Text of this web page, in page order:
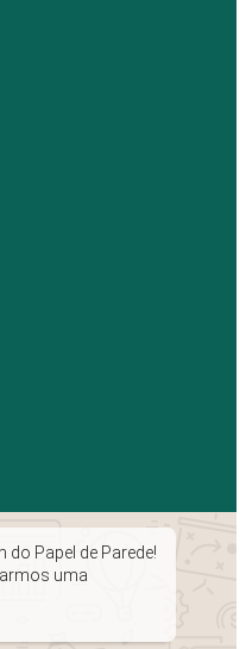
do Papel de Parede!
uma